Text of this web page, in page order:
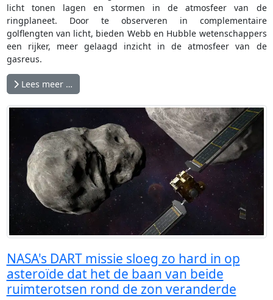
licht tonen lagen en stormen in de atmosfeer van de
ringplaneet. Door te observeren in complementaire
golflengten van licht, bieden Webb en Hubble wetenschappers
een rijker, meer gelaagd inzicht in de atmosfeer van de
gasreus.
Lees meer …
NASA's DART missie sloeg zo hard in op
asteroïde dat het de baan van beide
ruimterotsen rond de zon veranderde